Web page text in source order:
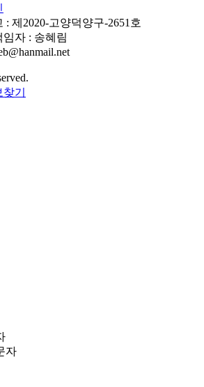
: 제2020-고양덕양구-2651호
자 : 송혜림
기
자